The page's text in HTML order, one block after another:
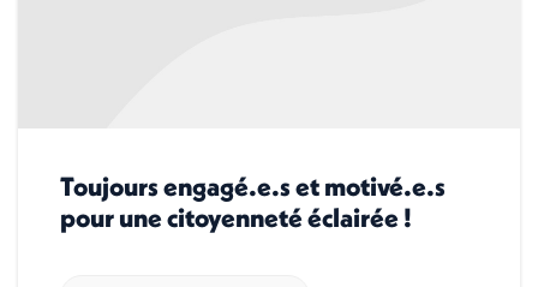
Toujours engagé.e.s et motivé.e.s
pour une citoyenneté éclairée !